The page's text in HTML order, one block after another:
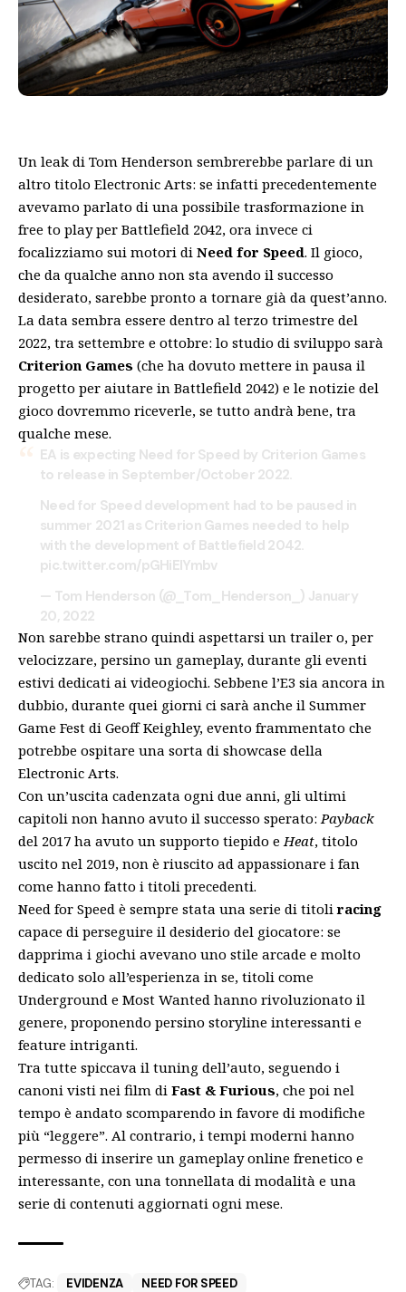
Un leak di Tom Henderson sembrerebbe parlare di un
altro titolo Electronic Arts: se infatti precedentemente
avevamo parlato di una possibile trasformazione in
free to play per Battlefield 2042, ora invece ci
focalizziamo sui motori di Need for Speed. Il gioco,
che da qualche anno non sta avendo il successo
desiderato, sarebbe pronto a tornare già da quest’anno.
La data sembra essere dentro al terzo trimestre del
2022, tra settembre e ottobre: lo studio di sviluppo sarà
Criterion Games (che ha dovuto mettere in pausa il
progetto per aiutare in Battlefield 2042) e le notizie del
gioco dovremmo riceverle, se tutto andrà bene, tra
qualche mese.
EA is expecting Need for Speed by Criterion Games
to release in September/October 2022.
Need for Speed development had to be paused in
summer 2021 as Criterion Games needed to help
with the development of Battlefield 2042.
pic.twitter.com/pGHiEIYmbv
— Tom Henderson (@_Tom_Henderson_) January
20, 2022
Non sarebbe strano quindi aspettarsi un trailer o, per
velocizzare, persino un gameplay, durante gli eventi
estivi dedicati ai videogiochi. Sebbene l’E3 sia ancora in
dubbio, durante quei giorni ci sarà anche il Summer
Game Fest di Geoff Keighley, evento frammentato che
potrebbe ospitare una sorta di showcase della
Electronic Arts.
Con un’uscita cadenzata ogni due anni, gli ultimi
capitoli non hanno avuto il successo sperato: Payback
del 2017 ha avuto un supporto tiepido e Heat, titolo
uscito nel 2019, non è riuscito ad appassionare i fan
come hanno fatto i titoli precedenti.
Need for Speed è sempre stata una serie di titoliracing
capace di perseguire il desiderio del giocatore: se
dapprima i giochi avevano uno stile arcade e molto
dedicato solo all’esperienza in se, titoli come
Underground e Most Wanted hanno rivoluzionato il
genere, proponendo persino storyline interessanti e
feature intriganti.
Tra tutte spiccava il tuning dell’auto, seguendo i
canoni visti nei film di Fast & Furious, che poi nel
tempo è andato scomparendo in favore di modifiche
più “leggere”. Al contrario, i tempi moderni hanno
permesso di inserire un gameplay online frenetico e
interessante, con una tonnellata di modalità e una
serie di contenuti aggiornati ogni mese.
TAG: EVIDENZA NEED FOR SPEED